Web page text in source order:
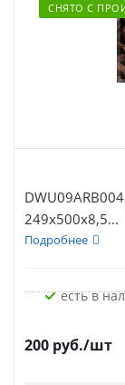
СНЯТО С
249х500х8,5...
Подробнее
Есть в
200 руб./шт